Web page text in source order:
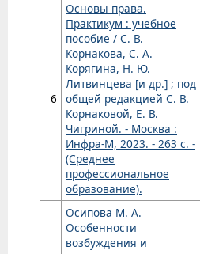
6
Основы права.
Практикум : учебное
пособие / С. В.
Корнакова, С. А.
Корягина, Н. Ю.
Литвинцева [и др.] ; под
общей редакцией С. В.
Корнаковой, Е. В.
Чигриной. - Москва :
Инфра-М, 2023. - 263 с. -
(Среднее
профессиональное
образование).
Осипова М. А.
Особенности
возбуждения и